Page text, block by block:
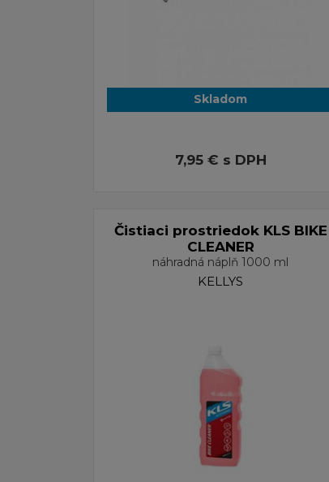
Skladom
7,95 € s DPH
Čistiaci prostriedok KLS BIKE
CLEANER
náhradná náplň 1000 ml
KELLYS